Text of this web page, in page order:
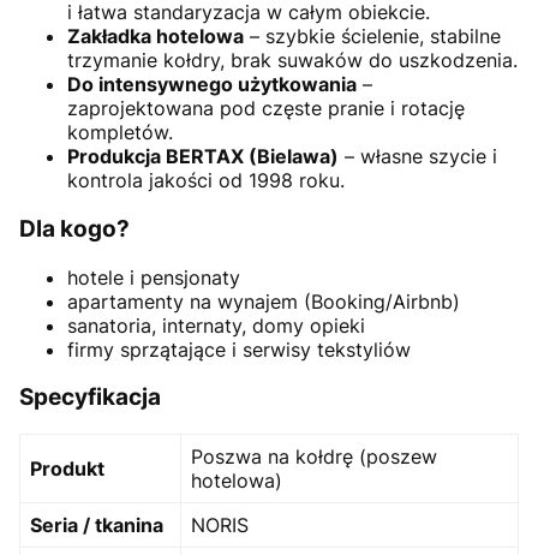
i łatwa standaryzacja w całym obiekcie.
Zakładka hotelowa – szybkie ścielenie, stabilne
trzymanie kołdry, brak suwaków do uszkodzenia.
Do intensywnego użytkowania –
zaprojektowana pod częste pranie i rotację
kompletów.
Produkcja BERTAX (Bielawa) – własne szycie i
kontrola jakości od 1998 roku.
Dla kogo?
hotele i pensjonaty
apartamenty na wynajem (Booking/Airbnb)
sanatoria, internaty, domy opieki
firmy sprzątające i serwisy tekstyliów
Specyfikacja
Produkt
Poszwa na kołdrę (poszew
hotelowa)
Seria / tkanina
NORIS